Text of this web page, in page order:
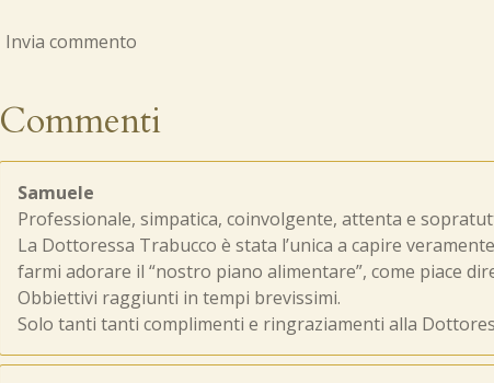
Invia commento
Commenti
Samuele
Professionale, simpatica, coinvolgente, attenta e
La Dottoressa Trabucco è stata l’unica a capire
farmi adorare il “nostro piano alimentare”, come piace
Obbiettivi raggiunti in tempi brevissimi.
Solo tanti tanti complimenti e ringraziamenti alla